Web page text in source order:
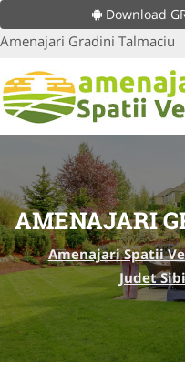
Download
Amenajari Gradini Talmaciu
AMENAJARI
Amenajari Spatii
Judet